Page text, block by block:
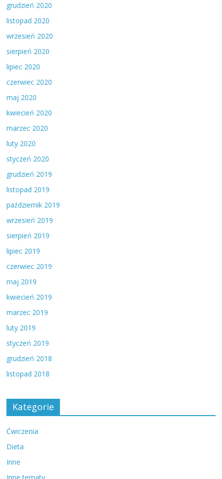
grudzień 2020
listopad 2020
wrzesień 2020
sierpień 2020
lipiec 2020
czerwiec 2020
maj 2020
kwiecień 2020
marzec 2020
luty 2020
styczeń 2020
grudzień 2019
listopad 2019
październik 2019
wrzesień 2019
sierpień 2019
lipiec 2019
czerwiec 2019
maj 2019
kwiecień 2019
marzec 2019
luty 2019
styczeń 2019
grudzień 2018
listopad 2018
Kategorie
Ćwiczenia
Dieta
Inne